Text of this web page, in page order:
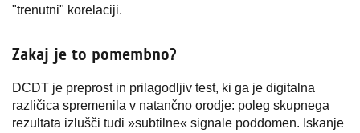
"trenutni" korelaciji.
Zakaj je to pomembno?
DCDT je preprost in prilagodljiv test, ki ga je digitalna
različica spremenila v natančno orodje: poleg skupnega
rezultata izlušči tudi »subtilne« signale poddomen. Iskanje